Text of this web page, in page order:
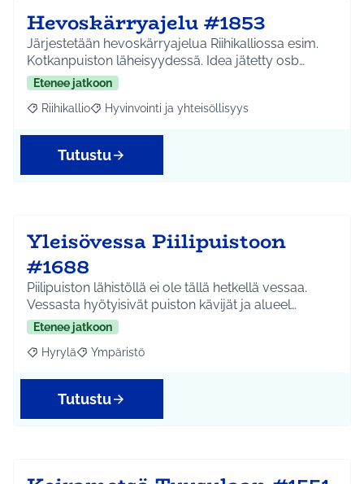
Hevoskärryajelu #1853
Järjestetään hevoskärryajelua Riihikalliossa esim.
Kotkanpuiston läheisyydessä. Idea jätetty osb…
Etenee jatkoon
Rajaa tulokset aihepiirin mukaan: Riihikallio
Riihikallio Rajaa tulokset teeman mukaan: Hyvinvointi ja
Hyvinvointi ja yhteisöllisyys
Tutustu
Yleisövessa Piilipuistoon
#1688
Piilipuiston lähistöllä ei ole tällä hetkellä vessaa.
Vessasta hyötyisivät puiston kävijät ja alueel…
Etenee jatkoon
Rajaa tulokset aihepiirin mukaan: Hyrylä
Hyrylä Rajaa tulokset teeman mukaan: Ympäristö
Ympäristö
Tutustu